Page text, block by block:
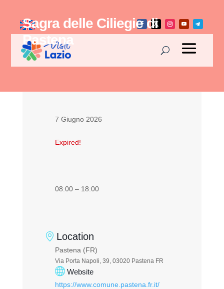
Sagra delle Ciliegie di
Pastena
7 Giugno 2026
Expired!
08:00 – 18:00
Location
Pastena (FR)
Via Porta Napoli, 39, 03020 Pastena FR
Website
https://www.comune.pastena.fr.it/